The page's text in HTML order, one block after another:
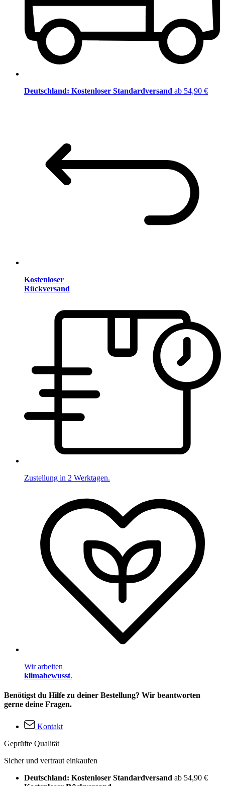
Deutschland: Kostenloser Standardversand ab 54,90 €
Kostenloser
Rückversand
Zustellung in 2 Werktagen.
Wir arbeiten
klimabewusst.
Benötigst du Hilfe zu deiner Bestellung? Wir beantworten
gerne deine Fragen.
Kontakt
Geprüfte Qualität
Sicher und vertraut einkaufen
Deutschland: Kostenloser Standardversand ab 54,90 €